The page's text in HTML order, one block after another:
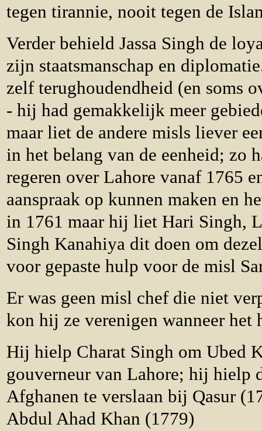
tegen tirannie, nooit tegen de
Verder behield Jassa Singh de
zijn staatsmanschap en
zelf terughoudendheid (en soms
- hij had gemakkelijk meer
maar liet de andere misls liever
in het belang van de eenheid; zo
regeren over Lahore vanaf 1765
aanspraak op kunnen maken en
in 1761 maar hij liet Hari Singh,
Singh Kanahiya dit doen om
voor gepaste hulp voor de misl
Er was geen misl chef die niet
kon hij ze verenigen wanneer het
Hij hielp Charat Singh om Ubed
gouverneur van Lahore; hij hielp
Afghanen te verslaan bij Qasur
Abdul Ahad Khan (1779)